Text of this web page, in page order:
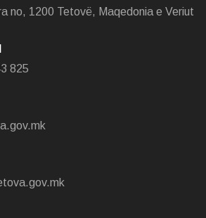
no, 1200 Tetovë, Maqedonia e Veriut
825